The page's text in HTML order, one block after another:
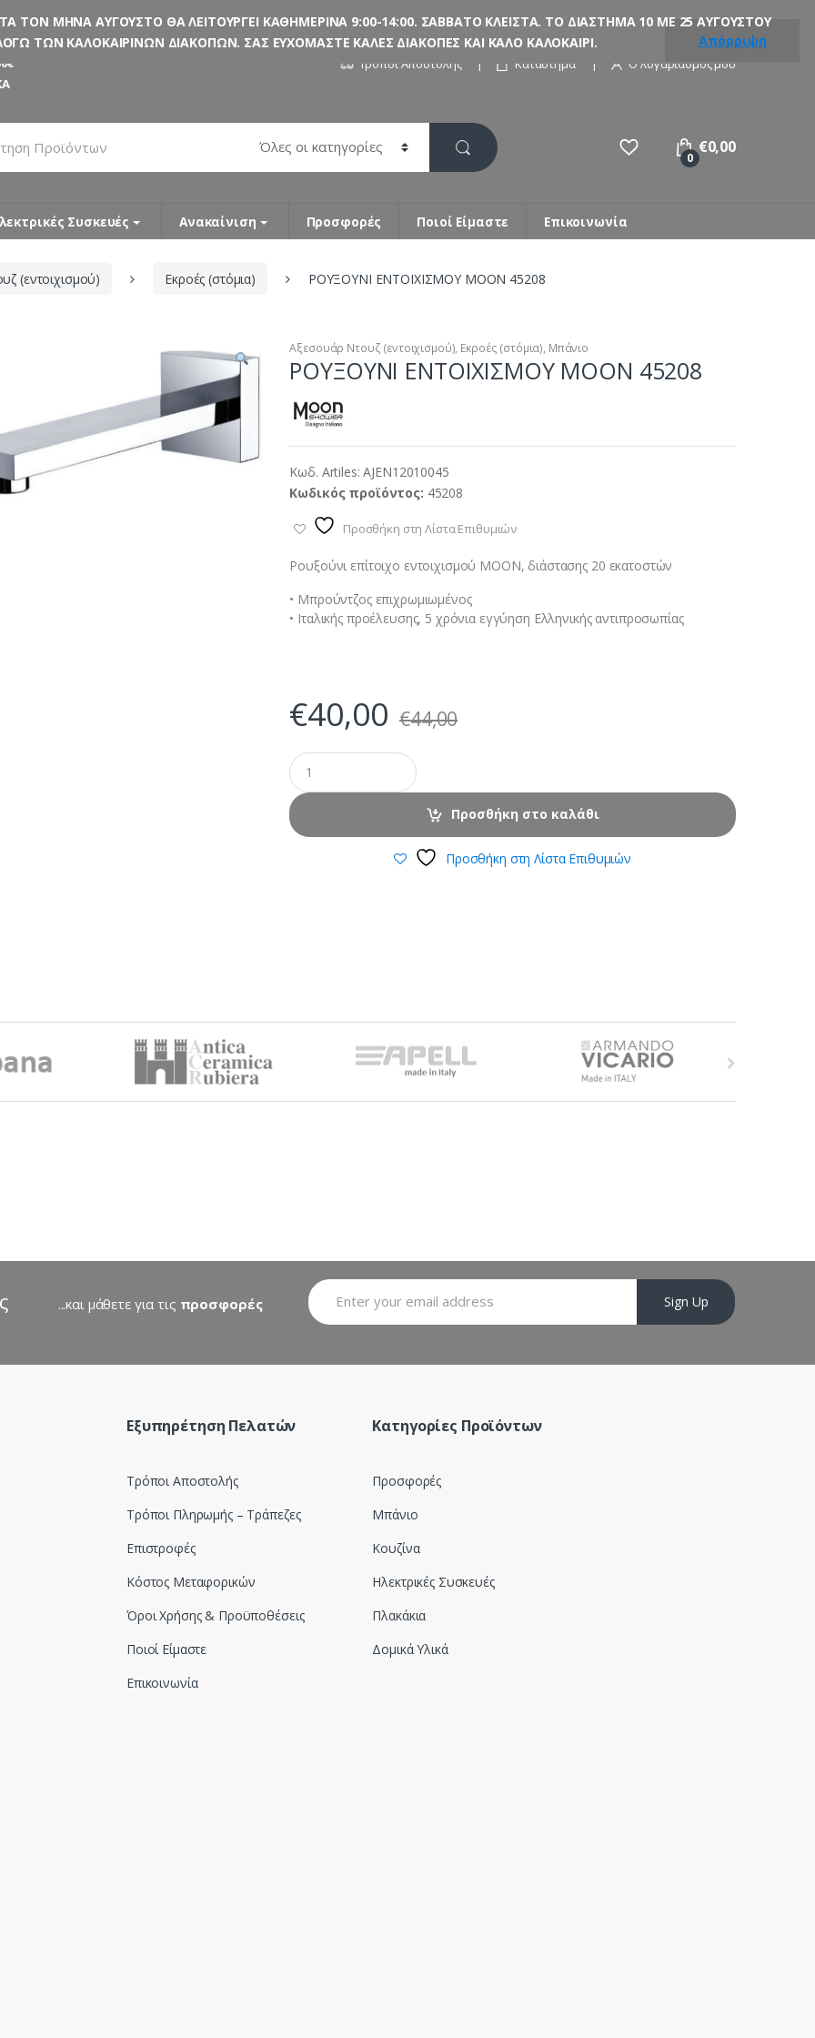
Τρόποι Αποστολής Κατάστημα Ο λογαριασμός μου
0
€0,00
Συσκευές Ανακαίνιση Προσφορές Ποιοί Είμαστε Επικοινωνία
(εντοιχισμού) Εκροές (στόμια) ΡΟΥΞΟΥΝΙ ΕΝΤΟΙΧΙΣΜΟΥ ΜΟΟΝ 45208
Αξεσουάρ Ντουζ (εντοιχισμού), Εκροές (στόμια), Μπάνιο
ΡΟΥΞΟΥΝΙ ΕΝΤΟΙΧΙΣΜΟΥ ΜΟΟΝ 45208
Κωδ. Artiles: AJEN12010045
Κωδικός προϊόντος: 45208
Προσθήκη στη Λίστα Επιθυμιών
Ρουξούνι επίτοιχο εντοιχισμού ΜΟΟΝ, διάστασης 20 εκατοστών
• Μπρούντζος επιχρωμιωμένος
• Ιταλικής προέλευσης, 5 χρόνια εγγύηση Ελληνικής αντιπροσωπίας
€40,00 €44,00
Προσθήκη στο καλάθι
Προσθήκη στη Λίστα Επιθυμιών
...και μάθετε για τις προσφορές
Sign Up
Εξυπηρέτηση Πελατών
Τρόποι Αποστολής
Τρόποι Πληρωμής – Τράπεζες
Επιστροφές
Κόστος Μεταφορικών
Όροι Χρήσης & Προϋποθέσεις
Ποιοί Είμαστε
Επικοινωνία
Κατηγορίες Προϊόντων
Προσφορές
Μπάνιο
Κουζίνα
Ηλεκτρικές Συσκευές
Πλακάκια
Δομικά Υλικά
ΜΗΝΑ ΑΥΓΟΥΣΤΟ ΘΑ ΛΕΙΤΟΥΡΓΕΙ ΚΑΘΗΜΕΡΙΝΑ 9:00-14:00. ΣΑΒΒΑΤΟ ΚΛΕΙΣΤΑ. ΤΟ ΔΙΑΣΤΗΜΑ 10 ΜΕ 25 ΑΥΓΟΥΣΤΟΥ
ΤΩΝ ΚΑΛΟΚΑΙΡΙΝΩΝ ΔΙΑΚΟΠΩΝ. ΣΑΣ ΕΥΧΟΜΑΣΤΕ ΚΑΛΕΣ ΔΙΑΚΟΠΕΣ ΚΑΙ ΚΑΛΟ ΚΑΛΟΚΑΙΡΙ.
Απόρριψη